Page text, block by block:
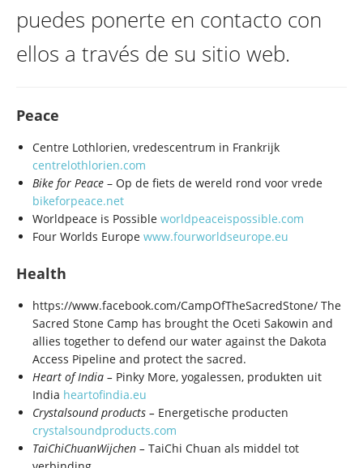
puedes ponerte en contacto con
ellos a través de su sitio web.
Peace
Centre Lothlorien, vredescentrum in Frankrijk
centrelothlorien.com
Bike for Peace – Op de fiets de wereld rond voor vrede
bikeforpeace.net
Worldpeace is Possible worldpeaceispossible.com
Four Worlds Europe www.fourworldseurope.eu
Health
https://www.facebook.com/CampOfTheSacredStone/ The
Sacred Stone Camp has brought the Oceti Sakowin and
allies together to defend our water against the Dakota
Access Pipeline and protect the sacred.
Heart of India – Pinky More, yogalessen, produkten uit
India heartofindia.eu
Crystalsound products – Energetische producten
crystalsoundproducts.com
TaiChiChuanWijchen – TaiChi Chuan als middel tot